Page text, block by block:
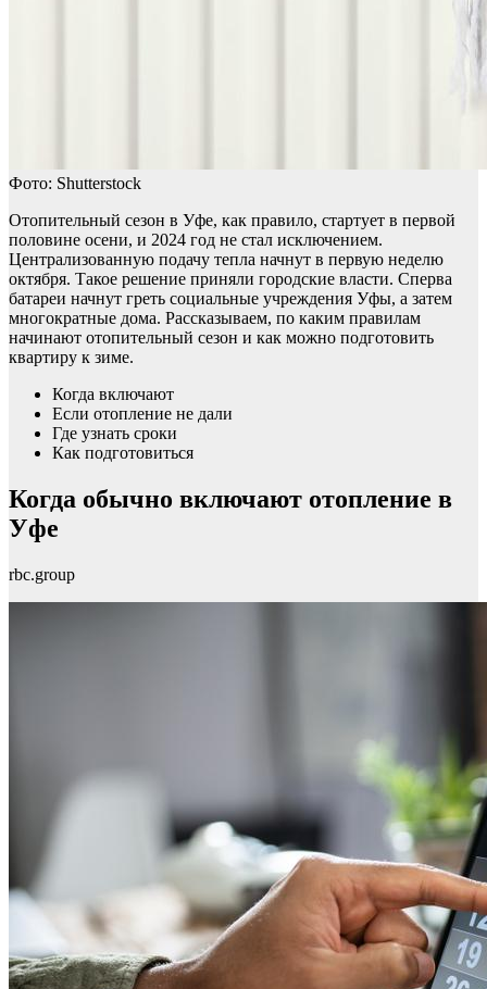
Фото: Shutterstock
Отопительный сезон в Уфе, как правило, стартует в первой
половине осени, и 2024 год не стал исключением.
Централизованную подачу тепла начнут в первую неделю
октября. Такое решение приняли городские власти. Сперва
батареи начнут греть социальные учреждения Уфы, а затем
многократные дома. Рассказываем, по каким правилам
начинают отопительный сезон и как можно подготовить
квартиру к зиме.
Когда включают
Если отопление не дали
Где узнать сроки
Как подготовиться
Когда обычно включают отопление в
Уфе
rbc.group